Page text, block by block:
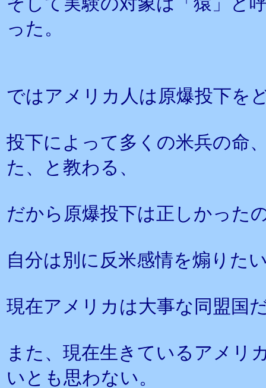
った。
ではアメリカ人は原爆投下を
投下によって多くの米兵の命
た、と教わる、
だから原爆投下は正しかった
自分は別に反米感情を煽りた
現在アメリカは大事な同盟国
また、現在生きているアメリ
いとも思わない。